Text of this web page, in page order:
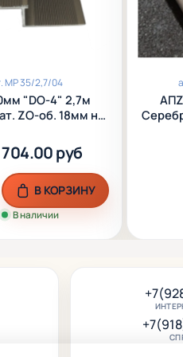
МР 35/2,7/04
"DO-4" 2,7м
ZО-об. 18мм на
704.00 руб
В наличии
В КОРЗИНУ